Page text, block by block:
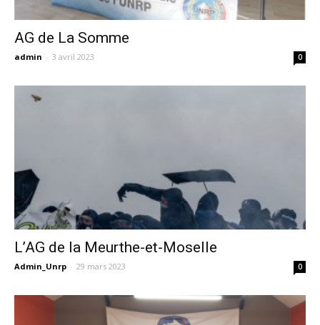
AG de La Somme
admin - 3 avril 2023 0
L’AG de la Meurthe-et-Moselle
Admin_Unrp - 29 mars 2023 0